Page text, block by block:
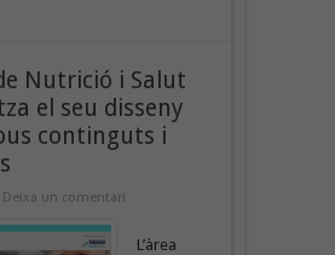
Nutrició i Salut
el seu disseny
continguts i
Deixa un comentari
L’àrea